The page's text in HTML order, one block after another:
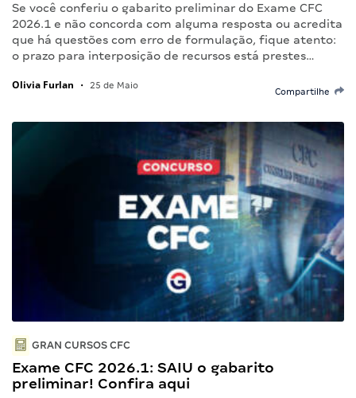
Se você conferiu o gabarito preliminar do Exame CFC
2026.1 e não concorda com alguma resposta ou acredita
que há questões com erro de formulação, fique atento:
o prazo para interposição de recursos está prestes…
Olivia Furlan • 25 de Maio
Compartilhe
GRAN CURSOS CFC
Exame CFC 2026.1: SAIU o gabarito
preliminar! Confira aqui